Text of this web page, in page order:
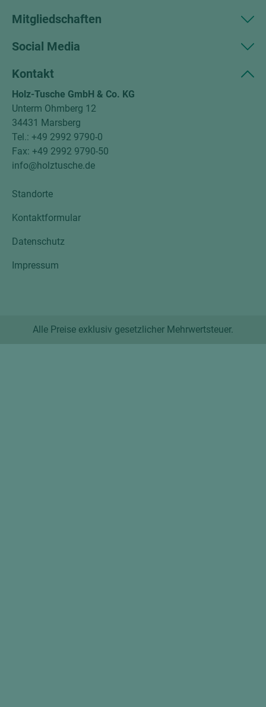
Mitgliedschaften
Social Media
Kontakt
Holz-Tusche GmbH & Co. KG
Unterm Ohmberg 12
34431 Marsberg
Tel.: +49 2992 9790-0
Fax: +49 2992 9790-50
info@holztusche.de
Standorte
Kontaktformular
Datenschutz
Impressum
Alle Preise exklusiv gesetzlicher Mehrwertsteuer.